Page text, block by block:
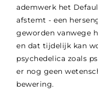
ademwerk het
afstemt - een
geworden vanwege
en dat tijdelijk kan
psychedelica zoals
er nog geen
bewering.